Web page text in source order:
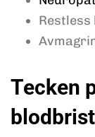
Restless
Tecken
blodbrist